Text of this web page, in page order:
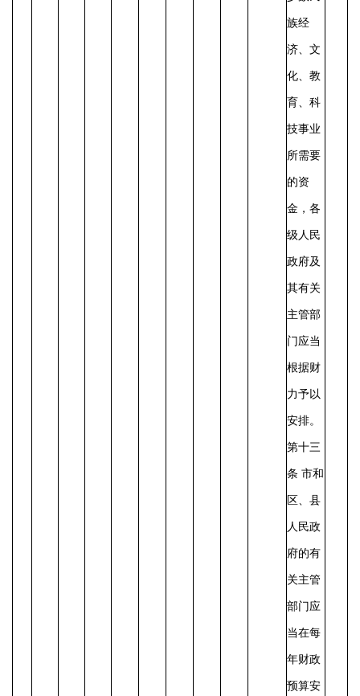
族经
济、文
化、教
育、科
技事业
所需要
的资
金，各
级人民
政府及
其有关
主管部
门应当
根据财
力予以
安排。
第十三
条 市和
区、县
人民政
府的有
关主管
部门应
当在每
年财政
预算安